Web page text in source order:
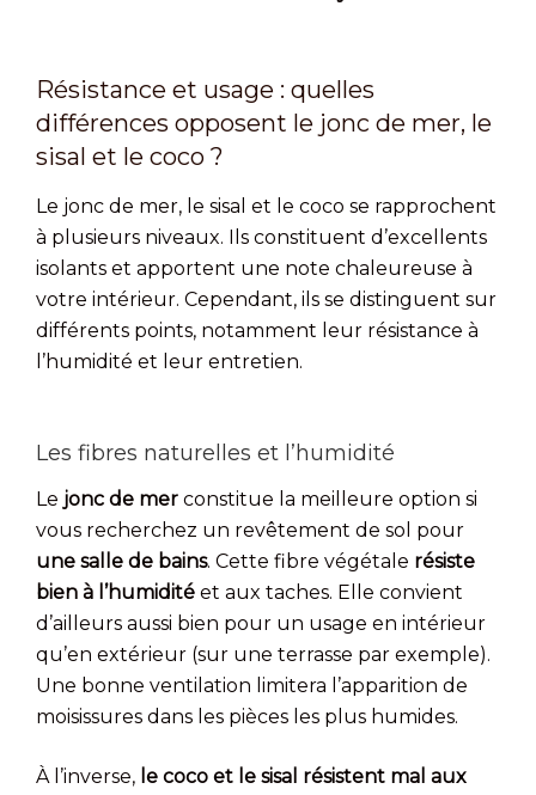
Résistance et usage : quelles
différences opposent le jonc de mer, le
sisal et le coco ?
Le jonc de mer, le sisal et le coco se rapprochent
à plusieurs niveaux. Ils constituent d’excellents
isolants et apportent une note chaleureuse à
votre intérieur. Cependant, ils se distinguent sur
différents points, notamment leur résistance à
l’humidité et leur entretien.
Les fibres naturelles et l’humidité
Le jonc de mer constitue la meilleure option si
vous recherchez un revêtement de sol pour
une salle de bains. Cette fibre végétale résiste
bien à l’humidité et aux taches. Elle convient
d’ailleurs aussi bien pour un usage en intérieur
qu’en extérieur (sur une terrasse par exemple).
Une bonne ventilation limitera l’apparition de
moisissures dans les pièces les plus humides.
À l’inverse, le coco et le sisal résistent mal aux